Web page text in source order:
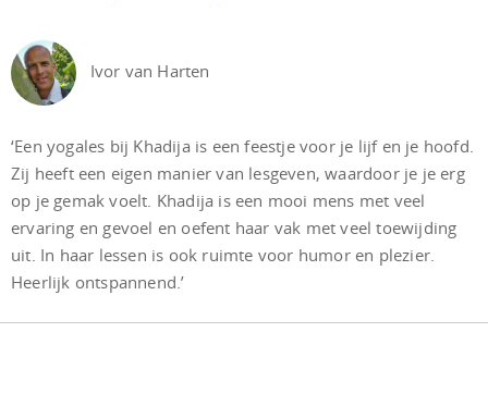
Ivor van Harten
‘Een yogales bij Khadija is een feestje voor je lijf en je hoofd.
Zij heeft een eigen manier van lesgeven, waardoor je je erg
op je gemak voelt. Khadija is een mooi mens met veel
ervaring en gevoel en oefent haar vak met veel toewijding
uit. In haar lessen is ook ruimte voor humor en plezier.
Heerlijk ontspannend.’